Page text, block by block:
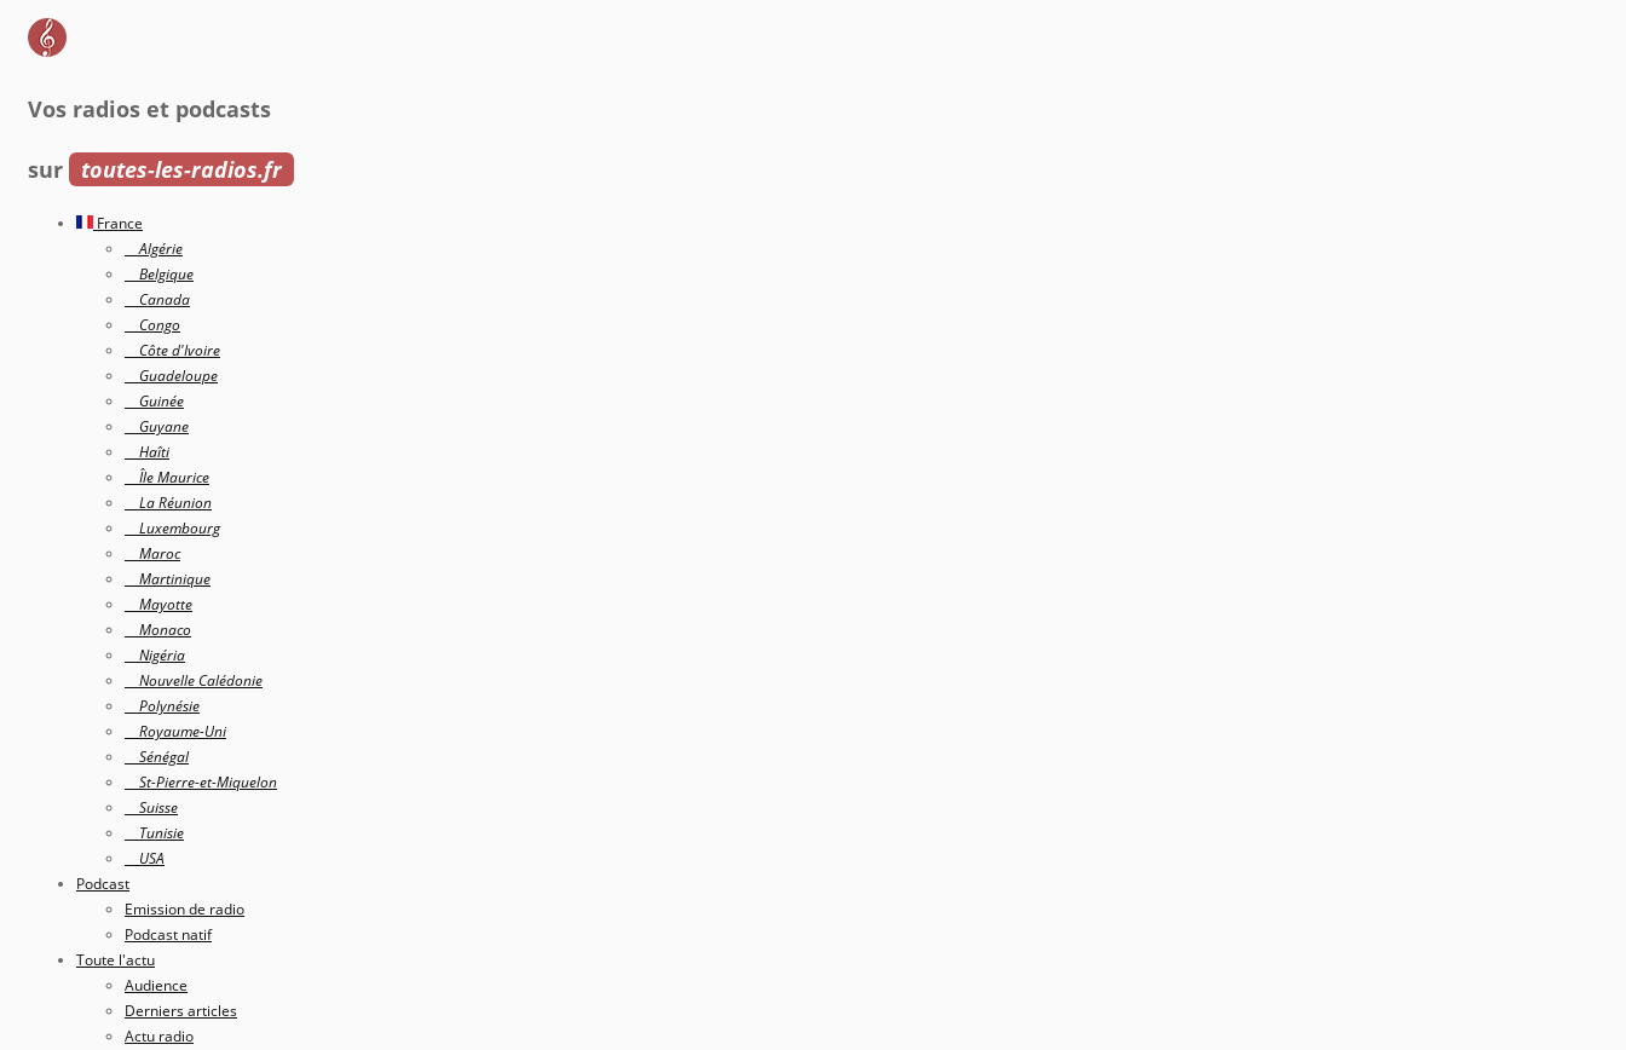
Vos radios et podcasts
sur toutes-les-radios.fr
France
Algérie
Belgique
Canada
Congo
Côte d'Ivoire
Guadeloupe
Guinée
Guyane
Haîti
Île Maurice
La Réunion
Luxembourg
Maroc
Martinique
Mayotte
Monaco
Nigéria
Nouvelle Calédonie
Polynésie
Royaume-Uni
Sénégal
St-Pierre-et-Miquelon
Suisse
Tunisie
USA
Podcast
Emission de radio
Podcast natif
Toute l'actu
Audience
Derniers articles
Actu radio